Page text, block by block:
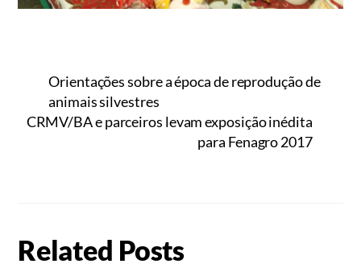
Orientações sobre a época de reprodução de
animais silvestres
CRMV/BA e parceiros levam exposição inédita
para Fenagro 2017
Related Posts